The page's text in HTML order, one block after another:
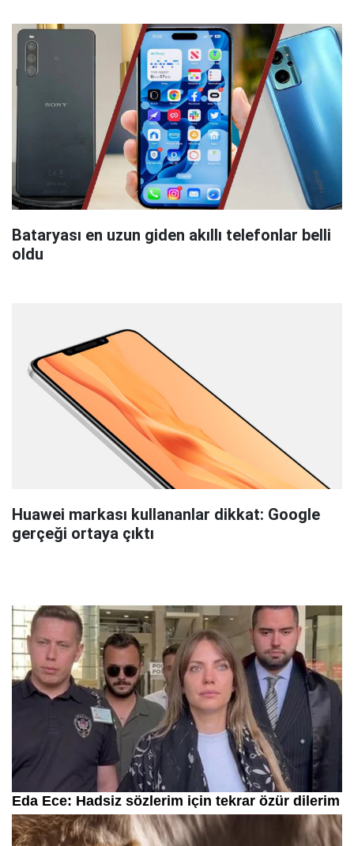
Bataryası en uzun giden akıllı telefonlar belli
oldu
Huawei markası kullananlar dikkat: Google
gerçeği ortaya çıktı